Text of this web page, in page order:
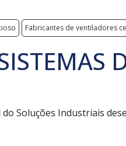
Fabricantes de ventiladores
Soluções Industriais